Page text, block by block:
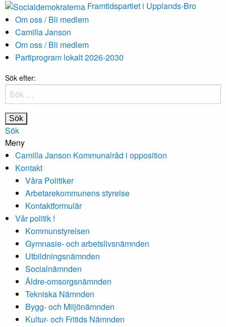
Framtidspartiet i Upplands-Bro
Om oss / Bli medlem
Camilla Janson
Om oss / Bli medlem
Partiprogram lokalt 2026-2030
Sök efter:
Sök
Meny
Camilla Janson Kommunalråd i opposition
Kontakt
Våra Politiker
Arbetarekommunens styrelse
Kontaktformulär
Vår politik !
Kommunstyrelsen
Gymnasie- och arbetslivsnämnden
Utbildningsnämnden
Socialnämnden
Äldre-omsorgsnämnden
Tekniska Nämnden
Bygg- och Miljönämnden
Kultur- och Fritids Nämnden